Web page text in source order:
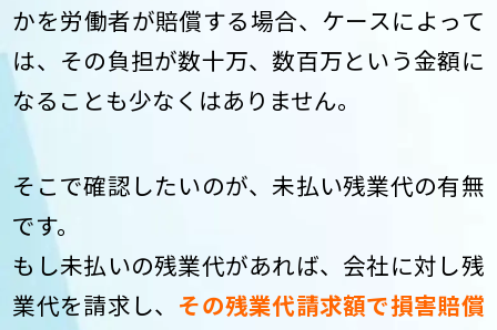
かを労働者が賠償する場合、ケースによって
は、その負担が数十万、数百万という金額に
なることも少なくはありません。
そこで確認したいのが、未払い残業代の有無
です。
もし未払いの残業代があれば、会社に対し残
業代を請求し、 その残業代請求額で損害賠償